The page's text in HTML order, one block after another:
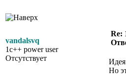
vandalsvq
1c++ power user
Отсутствует
Re:
Но